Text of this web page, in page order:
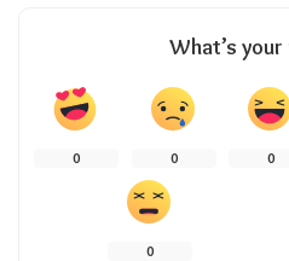
What’s
0 0 0
0